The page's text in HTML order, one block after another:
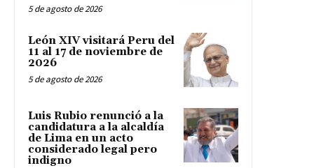
5 de agosto de 2026
León XIV visitará Peru del
11 al 17 de noviembre de
2026
5 de agosto de 2026
Luis Rubio renunció a la
candidatura a la alcaldía
de Lima en un acto
considerado legal pero
indigno